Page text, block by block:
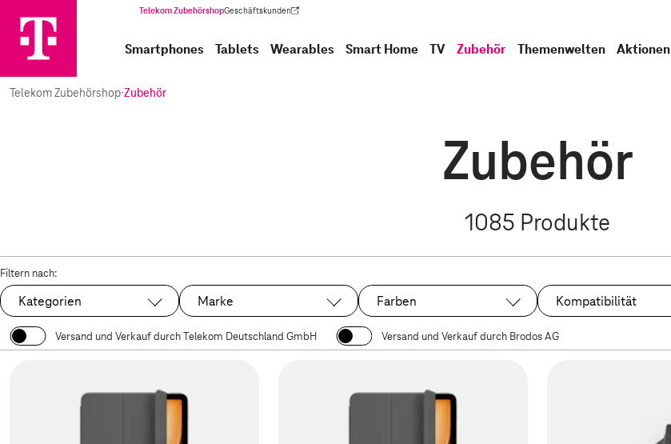
Telekom ZubehörshopGeschäftskunden
(Wird in einem neuen Tab geöffnet)
Smartphones Tablets Wearables Smart Home TV Zubehör Themenwelten Aktionen
Telekom Zubehörshop·Zubehör
Zubehör
1085 Produkte
Filtern nach:
Kategorien Marke Farben Kompatibilität
Versand und Verkauf durch Telekom Deutschland GmbH Versand und Verkauf durch Brodos AG